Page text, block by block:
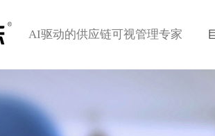
AI驱动的供应链可视管理专家